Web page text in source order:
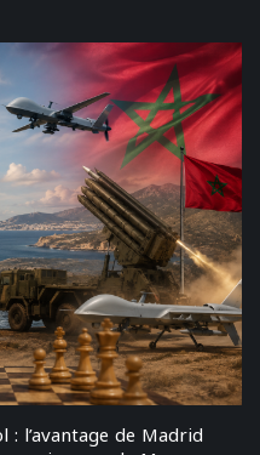
l’avantage de Madrid